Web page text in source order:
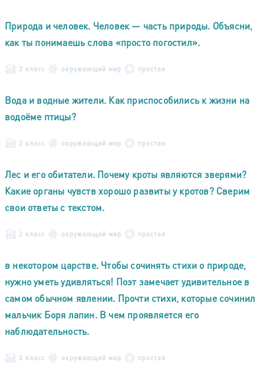
Природа и человек. Человек — часть природы. Объясни,
как ты понимаешь слова «просто погостил».
2 класс окружающий мир простая
Вода и водные жители. Как приспособились к жизни на
водоёме птицы?
2 класс окружающий мир простая
Лес и его обитатели. Почему кроты являются зверями?
Какие органы чувств хорошо развиты у кротов? Сверим
свои ответы с текстом.
2 класс окружающий мир простая
в некотором царстве. Чтобы сочинять стихи о природе,
нужно уметь удивляться! Поэт замечает удивительное в
самом обычном явлении. Прочти стихи, которые сочинил
мальчик Боря лапин. В чем проявляется его
наблюдательность.
2 класс окружающий мир простая